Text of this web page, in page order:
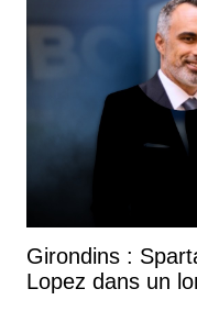
Girondins :
Lopez dans un